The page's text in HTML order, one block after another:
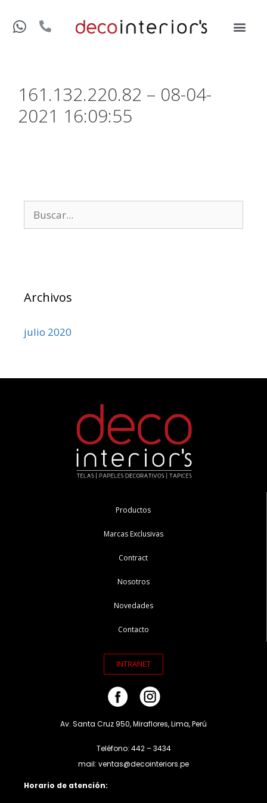
161.132.220.82 – 08-04-
2021 16:09:55
Archivos
julio 2020
Productos
Marcas Exclusivas
Contract
Nosotros
Novedades
Contacto
INTRANET
Av. Santa Cruz 950, Miraflores, Lima, Perú
Teléfono: 442 – 3434
mail: ventas@decointeriors.pe
Horario de atención: